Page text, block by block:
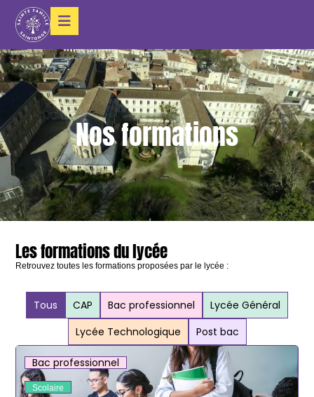
Nos formations
Les formations du lycée
Retrouvez toutes les formations proposées par le lycée :
Tous CAP Bac professionnel
Lycée Général
Lycée Technologique
Post bac
Bac professionnel
Scolaire